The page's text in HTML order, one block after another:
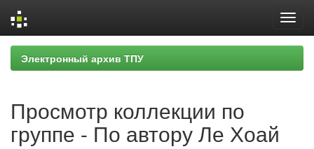
Skip
navigation
Электронный архив ТПУ
Просмотр коллекции по
группе - По автору Ле Хоай